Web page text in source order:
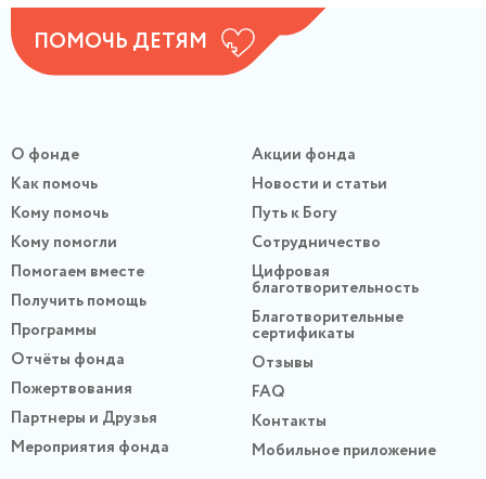
ПОМОЧЬ ДЕТЯМ
О фонде
Как помочь
Кому помочь
Кому помогли
Помогаем вместе
Получить помощь
Программы
Отчёты фонда
Пожертвования
Партнеры и Друзья
Мероприятия фонда
Акции фонда
Новости и статьи
Путь к Богу
Сотрудничество
Цифровая
благотворительность
Благотворительные
сертификаты
Отзывы
FAQ
Контакты
Мобильное приложение